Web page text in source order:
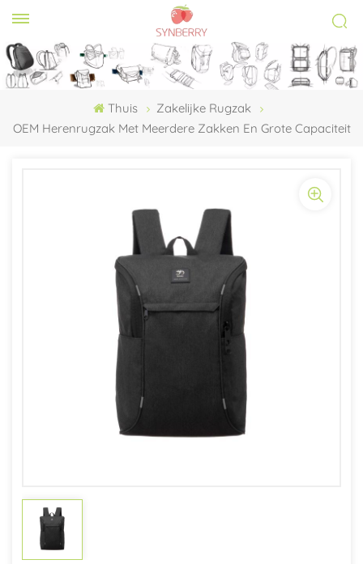
Thuis
Zakelijke Rugzak
OEM Herenrugzak Met Meerdere Zakken En Grote Capaciteit